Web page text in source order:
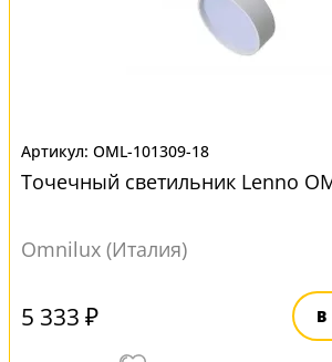
OML-101309-18
Точечный светильник Lenno
Omnilux (Италия)
5 333 ₽